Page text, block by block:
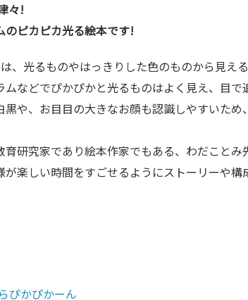
々!
のピカピカ光る絵本です!
、光るものやはっきりした色のものから見える
などでぴかぴかと光るものはよく見え、目で
黒や、お目目の大きなお顔も認識しやすいた
研究家であり絵本作家でもある、わだことみ
楽しい時間をすごせるようにストーリーや構
ぴかぴかーん